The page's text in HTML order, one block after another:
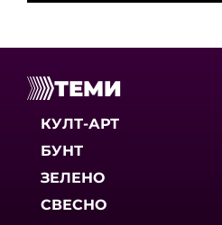
ТЕМИ
КУЛТ-АРТ
БУНТ
ЗЕЛЕНО
СВЕСНО